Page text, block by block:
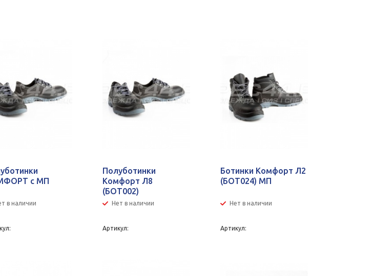
с МП
в наличии
Полуботинки
Комфорт Л8
(БОТ002)
Нет в наличии
Артикул:
Ботинки Комфорт Л2
(БОТ024) МП
Нет в наличии
Артикул: